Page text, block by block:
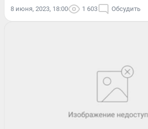
8 июня, 2023, 18:00 1 603 Обсудить